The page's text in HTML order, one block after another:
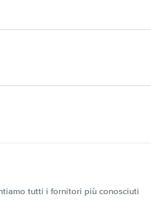
tutti i fornitori più conosciuti